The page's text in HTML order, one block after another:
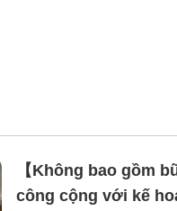
【Không bao gồm
công cộng với kế